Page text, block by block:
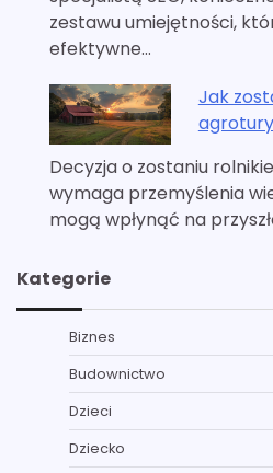
zestawu umiejętności,
efektywne…
Jak
Decyzja o zostaniu
wymaga przemyślenia
mogą wpłynąć na
Kategorie
Biznes
Budownictwo
Dzieci
Dziecko